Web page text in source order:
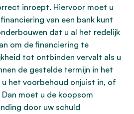
inroept. Hiervoor moet u
van een bank kunt
dat u al het redelijk
om de financiering te
tot ontbinden vervalt als u
de gestelde termijn in het
het voorbehoud onjuist in, of
moet u de koopsom
door uw schuld